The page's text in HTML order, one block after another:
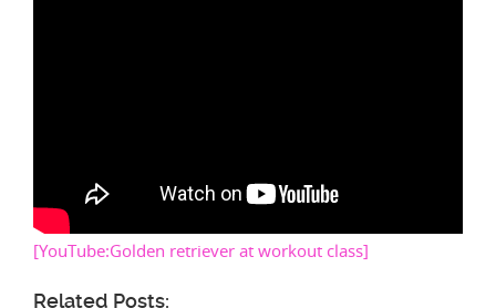
[YouTube:Golden retriever at workout class]
Related Posts: